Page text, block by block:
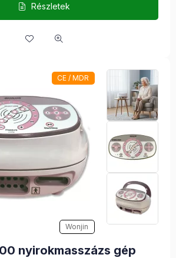
Részletek
CE / MDR
Wonjin
nyirokmasszázs gép